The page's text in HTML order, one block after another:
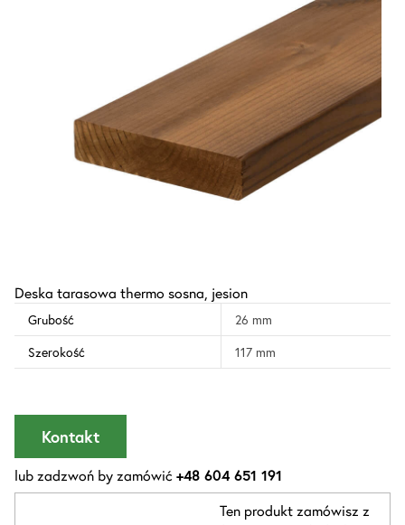
Deska tarasowa thermo sosna, jesion
Grubość
26 mm
Szerokość
117 mm
Kontakt
lub zadzwoń by zamówić+48 604 651 191
Ten produkt zamówisz z